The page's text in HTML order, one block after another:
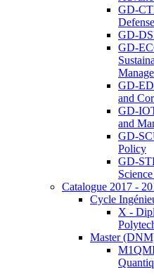
GD-
GD-
GD-
GD-
and
GD-
and
GD-
Policy
GD-
Catalogue 2017 -
Cycle
X -
Master